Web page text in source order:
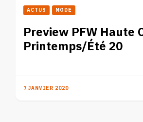
ACTUS MODE
Preview PFW Haute
Printemps/Été 20
7 JANVIER 2020